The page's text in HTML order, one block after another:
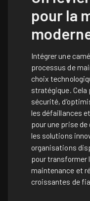
pour la
Intégrer une
processus de
choix
stratégique. Cela
sécurité,
les défaillances
pour une prise
les solutions
organisations
pour transformer
maintenance et
croissantes de